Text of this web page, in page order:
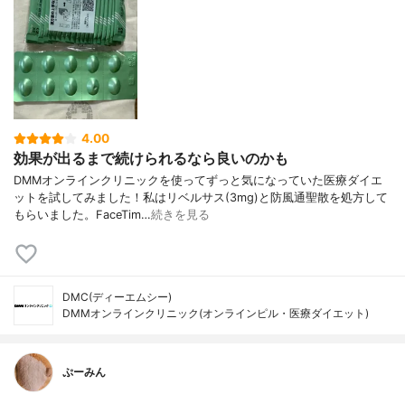
4.00
効果が出るまで続けられるなら良いのかも
DMMオンラインクリニックを使ってずっと気になっていた医療ダイエ
ットを試してみました！私はリベルサス(3mg)と防風通聖散を処方して
もらいました。FaceTim…続きを見る
DMC(ディーエムシー)
DMMオンラインクリニック(オンラインピル・医療ダイエット)
ぷーみん